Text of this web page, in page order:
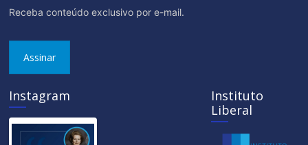
Receba conteúdo exclusivo por e-mail.
Assinar
Instagram
Instituto
Liberal